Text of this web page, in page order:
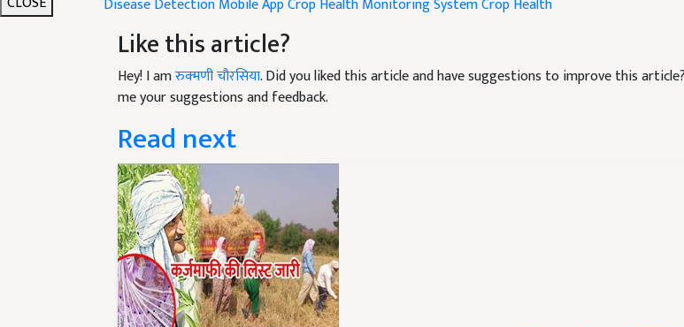
Like this article?
Hey! I amरुक्मणी चौरसिया. Did you liked this article and have suggestions to improve this article?
me your suggestions and feedback.
Read next